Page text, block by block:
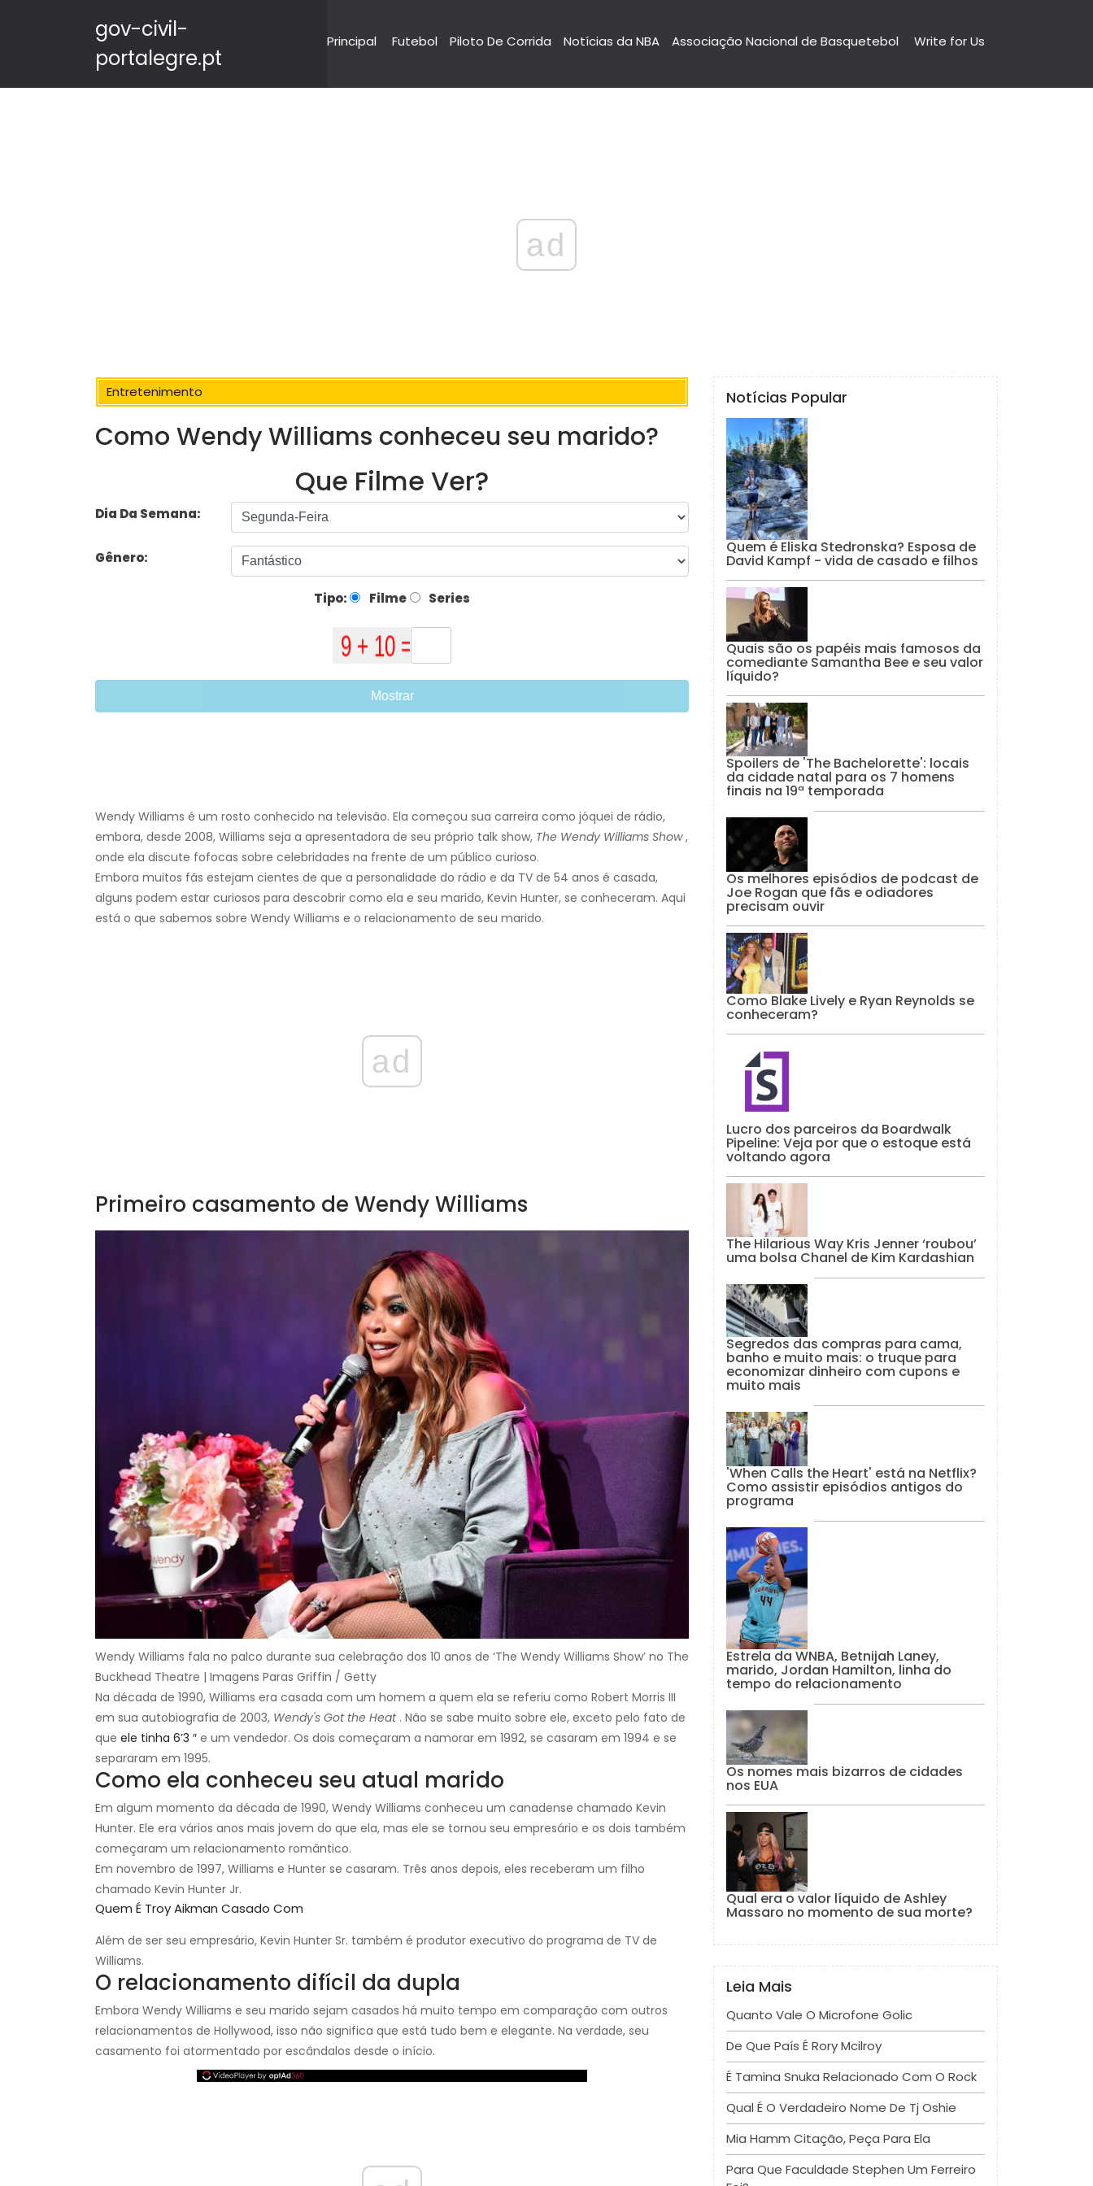
gov-civil-
portalegre.pt
Principal Futebol Piloto De Corrida Notícias da NBA Associação Nacional de Basquetebol Write for Us
ad
Entretenimento
Como Wendy Williams conheceu seu marido?
Que Filme Ver?
Dia Da Semana:
Gênero:
Tipo: Filme Series
Mostrar
Wendy Williams é um rosto conhecido na televisão. Ela começou sua carreira como jóquei de rádio,
embora, desde 2008, Williams seja a apresentadora de seu próprio talk show, The Wendy Williams Show,
onde ela discute fofocas sobre celebridades na frente de um público curioso.
Embora muitos fãs estejam cientes de que a personalidade do rádio e da TV de 54 anos é casada,
alguns podem estar curiosos para descobrir como ela e seu marido, Kevin Hunter, se conheceram. Aqui
está o que sabemos sobre Wendy Williams e o relacionamento de seu marido.
ad
Primeiro casamento de Wendy Williams
Wendy Williams fala no palco durante sua celebração dos 10 anos de ‘The Wendy Williams Show’ no The
Buckhead Theatre | Imagens Paras Griffin / Getty
Na década de 1990, Williams era casada com um homem a quem ela se referiu como Robert Morris III
em sua autobiografia de 2003, Wendy's Got the Heat. Não se sabe muito sobre ele, exceto pelo fato de
que ele tinha 6’3 ″ e um vendedor. Os dois começaram a namorar em 1992, se casaram em 1994 e se
separaram em 1995.
Como ela conheceu seu atual marido
Em algum momento da década de 1990, Wendy Williams conheceu um canadense chamado Kevin
Hunter. Ele era vários anos mais jovem do que ela, mas ele se tornou seu empresário e os dois também
começaram um relacionamento romântico.
Em novembro de 1997, Williams e Hunter se casaram. Três anos depois, eles receberam um filho
chamado Kevin Hunter Jr.
Quem É Troy Aikman Casado Com
Além de ser seu empresário, Kevin Hunter Sr. também é produtor executivo do programa de TV de
Williams.
O relacionamento difícil da dupla
Embora Wendy Williams e seu marido sejam casados ​​há muito tempo em comparação com outros
relacionamentos de Hollywood, isso não significa que está tudo bem e elegante. Na verdade, seu
casamento foi atormentado por escândalos desde o início.
Notícias Popular
Quem é Eliska Stedronska? Esposa de
David Kampf - vida de casado e filhos
Quais são os papéis mais famosos da
comediante Samantha Bee e seu valor
líquido?
Spoilers de 'The Bachelorette': locais
da cidade natal para os 7 homens
finais na 19ª temporada
Os melhores episódios de podcast de
Joe Rogan que fãs e odiadores
precisam ouvir
Como Blake Lively e Ryan Reynolds se
conheceram?
Lucro dos parceiros da Boardwalk
Pipeline: Veja por que o estoque está
voltando agora
The Hilarious Way Kris Jenner ‘roubou’
uma bolsa Chanel de Kim Kardashian
Segredos das compras para cama,
banho e muito mais: o truque para
economizar dinheiro com cupons e
muito mais
'When Calls the Heart' está na Netflix?
Como assistir episódios antigos do
programa
Estrela da WNBA, Betnijah Laney,
marido, Jordan Hamilton, linha do
tempo do relacionamento
Os nomes mais bizarros de cidades
nos EUA
Qual era o valor líquido de Ashley
Massaro no momento de sua morte?
Leia Mais
Quanto Vale O Microfone Golic
De Que País É Rory Mcilroy
É Tamina Snuka Relacionado Com O Rock
Qual É O Verdadeiro Nome De Tj Oshie
Mia Hamm Citação, Peça Para Ela
Para Que Faculdade Stephen Um Ferreiro